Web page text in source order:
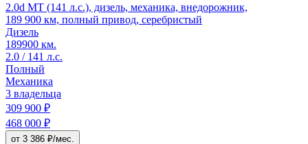
2.0d MT (141 л.с.), дизель, механика, внедорожник,
189 900 км, полный привод, серебристый
Дизель
189900 км.
2.0 / 141 л.с.
Полный
Механика
3 владельца
309 900 ₽
468 000 ₽
от 3 386 ₽/мес.